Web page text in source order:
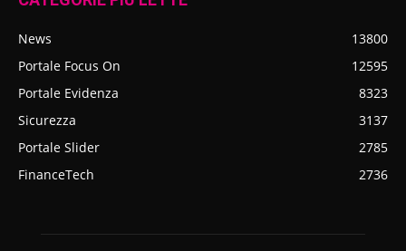
News
13800
Portale Focus On
12595
Portale Evidenza
8323
Sicurezza
3137
Portale Slider
2785
FinanceTech
2736